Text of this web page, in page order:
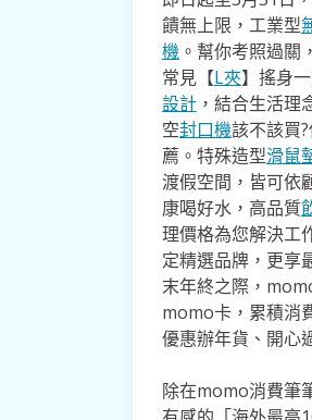
饋無上限，工業型
機。幫你考照過關，
常見【L夾】搖身
設計，結合生活理
空封口機該不該買
薦。特殊造型滑鼠
渡假空間，皆可依
康喝好水，高品質
理價格為您解決工
定精選品牌，更享
末年終之際，
momo卡，累積消
優惠辦年貨、開心
除在momo消費筆